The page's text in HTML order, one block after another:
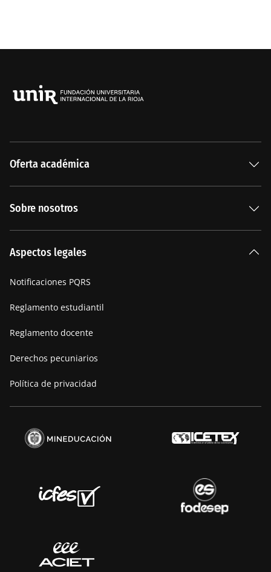
Oferta académica
Sobre nosotros
Manifiesto
Aspectos legales
Notificaciones PQRS
Reglamento estudiantil
Reglamento docente
Derechos pecuniarios
Política de privacidad